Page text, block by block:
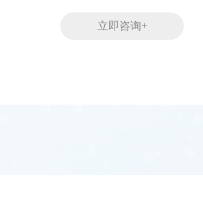
立即咨询+